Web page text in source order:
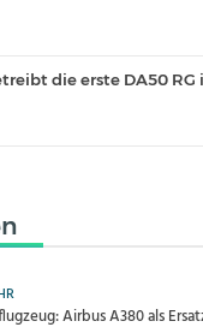
die erste DA50 RG
Airbus A380 als